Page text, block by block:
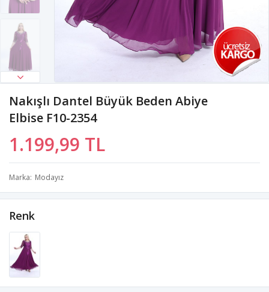
Nakışlı Dantel Büyük Beden Abiye
Elbise F10-2354
1.199,99 TL
Marka Modayız
Renk